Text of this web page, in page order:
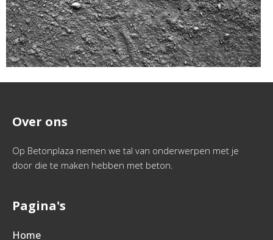
Over ons
Op Betonplaza nemen we tal van onderwerpen met je
door die te maken hebben met beton.
Pagina's
Home